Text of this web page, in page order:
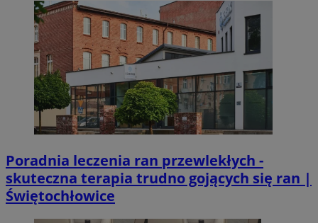
Poradnia leczenia ran przewlekłych -
skuteczna terapia trudno gojących się ran |
Świętochłowice